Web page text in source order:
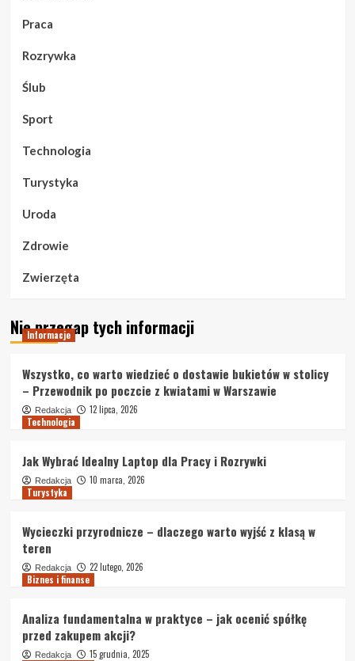
Praca
Rozrywka
Ślub
Sport
Technologia
Turystyka
Uroda
Zdrowie
Zwierzęta
Nie przegap tych informacji
Informacje
Wszystko, co warto wiedzieć o dostawie bukietów w stolicy
– Przewodnik po poczcie z kwiatami w Warszawie
Redakcja
12 lipca, 2026
Technologia
Jak Wybrać Idealny Laptop dla Pracy i Rozrywki
Redakcja
10 marca, 2026
Turystyka
Wycieczki przyrodnicze – dlaczego warto wyjść z klasą w
teren
Redakcja
22 lutego, 2026
Biznes i finanse
Analiza fundamentalna w praktyce – jak ocenić spółkę
przed zakupem akcji?
Redakcja
15 grudnia, 2025